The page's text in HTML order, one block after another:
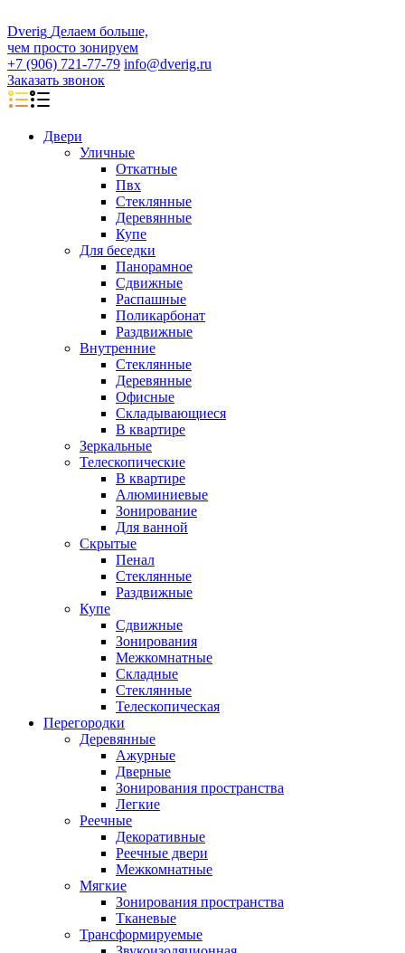
Dverig Делаем больше,
чем просто зонируем
+7 (906) 721-77-79 info@dverig.ru
Заказать звонок
Двери
Уличные
Откатные
Пвх
Стеклянные
Деревянные
Купе
Для беседки
Панорамное
Сдвижные
Распашные
Поликарбонат
Раздвижные
Внутренние
Стеклянные
Деревянные
Офисные
Складывающиеся
В квартире
Зеркальные
Телескопические
В квартире
Алюминиевые
Зонирование
Для ванной
Скрытые
Пенал
Стеклянные
Раздвижные
Купе
Сдвижные
Зонирования
Межкомнатные
Складные
Стеклянные
Телескопическая
Перегородки
Деревянные
Ажурные
Дверные
Зонирования пространства
Легкие
Реечные
Декоративные
Реечные двери
Межкомнатные
Мягкие
Зонирования пространства
Тканевые
Трансформируемые